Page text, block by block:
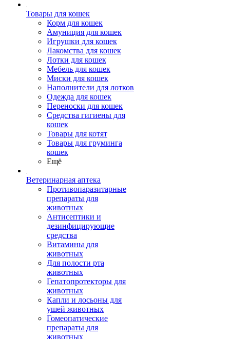
Товары для кошек
Корм для кошек
Амуниция для кошек
Игрушки для кошек
Лакомства для кошек
Лотки для кошек
Мебель для кошек
Миски для кошек
Наполнители для лотков
Одежда для кошек
Переноски для кошек
Средства гигиены для
кошек
Товары для котят
Товары для груминга
кошек
Ещё
Ветеринарная аптека
Противопаразитарные
препараты для
животных
Антисептики и
дезинфицирующие
средства
Витамины для
животных
Для полости рта
животных
Гепатопротекторы для
животных
Капли и лосьоны для
ушей животных
Гомеопатические
препараты для
животных